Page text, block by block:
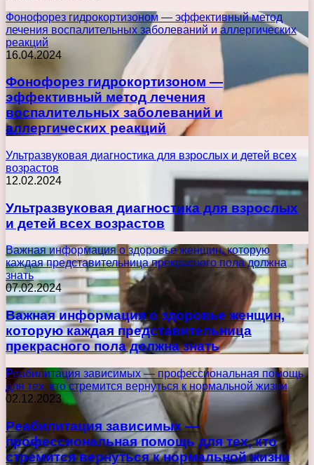
Фонофорез гидрокортизоном — эффективный метод
лечения воспалительных заболеваний и аллергических
реакций
16.04.2024
Фонофорез гидрокортизоном —
эффективный метод лечения
воспалительных заболеваний и
аллергических реакций
Ультразвуковая диагностика для взрослых и детей всех
возрастов
12.02.2024
Ультразвуковая диагностика для взрослых
и детей всех возрастов
Важная информация о здоровье женщин, которую
каждая представительница прекрасного пола должна
знать
07.02.2024
Важная информация о здоровье женщин,
которую каждая представительница
прекрасного пола должна знать
Реабилитация зависимых — профессиональная помощь
для тех, кто стремится вернуться к нормальной жизни
02.12.2023
Реабилитация зависимых —
профессиональная помощь для тех, кто
стремится вернуться к нормальной жизни